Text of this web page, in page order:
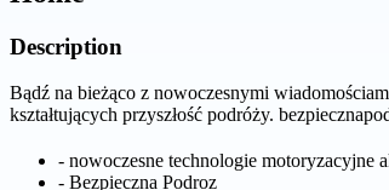
Description
Bądź na bieżąco z nowoczesnymi
kształtujących przyszłość podróży.
- nowoczesne technologie motoryzacyjne
- Bezpieczna Podroz